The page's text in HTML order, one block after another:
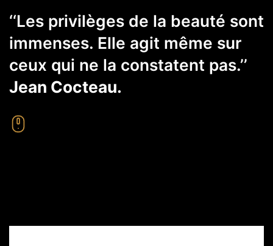
‘‘Les privilèges de la beauté sont
immenses. Elle agit même sur
ceux qui ne la constatent pas.’’
Jean Cocteau.